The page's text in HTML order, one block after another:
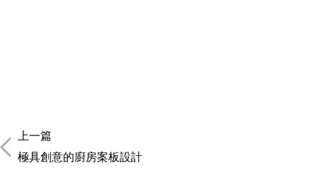
上一篇
極具創意的廚房案板設計